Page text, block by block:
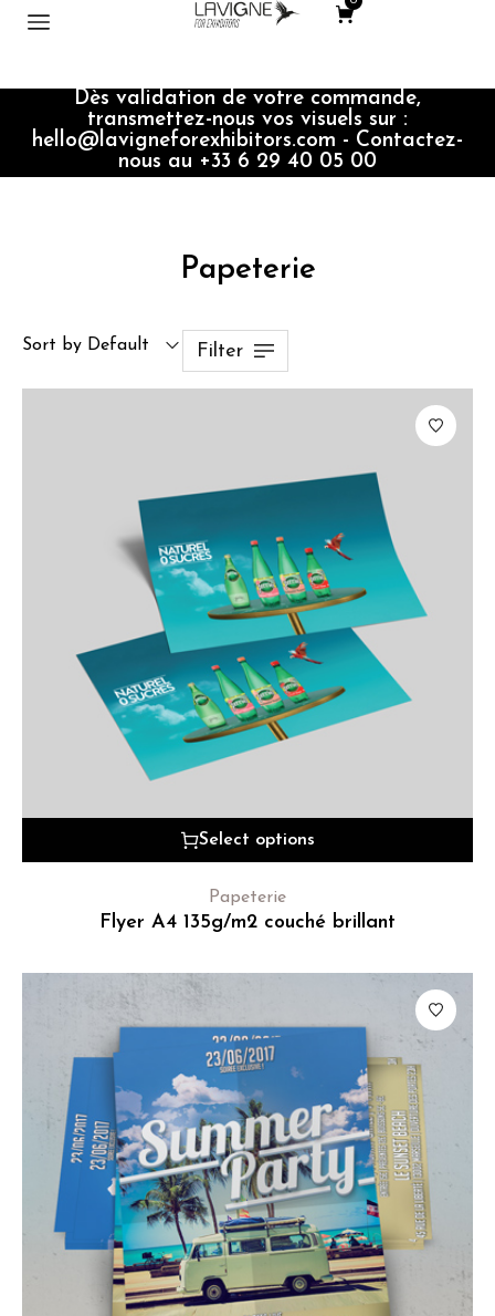
Dès validation de votre commande,
transmettez-nous vos visuels sur :
hello@lavigneforexhibitors.com - Contactez-
nous au +33 6 29 40 05 00
Papeterie
Sort by Default Filter
Select options
Papeterie
Flyer A4 135g/m2 couché brillant